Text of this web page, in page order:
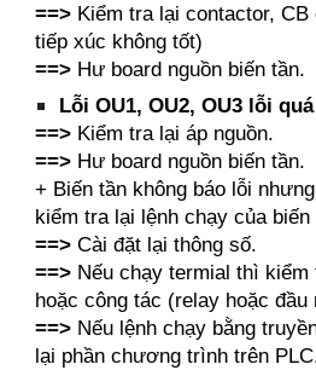
==> Kiểm tra lại contactor, CB
tiếp xúc không tốt)
==> Hư board nguồn biến tần.
Lỗi OU1, OU2, OU3 lỗi
==> Kiểm tra lại áp nguồn.
==> Hư board nguồn biến tần.
+ Biến tần không báo lỗi
kiểm tra lại lệnh chạy của biến
==> Cài đặt lại thông số.
==> Nếu chạy termial thì
hoặc công tác (relay hoặc đầu
==> Nếu lệnh chạy bằng
lại phần chương trình trên